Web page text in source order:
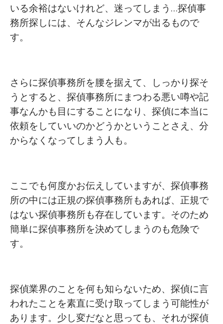
いる余裕はないけれど、迷ってしまう…探偵事
務所探しには、そんなジレンマが出るもので
す。
さらに探偵事務所を腰を据えて、しっかり探そ
うとすると、探偵事務所にまつわる悪い噂や記
事なんかも目にすることになり、探偵に本当に
依頼をしていいのかどうかということさえ、分
からなくなってしまう人も。
ここでも何度かお伝えしていますが、探偵事務
所の中には正規の探偵事務所もあれば、正規で
はない探偵事務所も存在しています。そのため
簡単に探偵事務所を決めてしまうのも危険で
す。
探偵業界のことを何も知らないため、探偵に言
われたことを素直に受け取ってしまう可能性が
あります。少し変だなと思っても、それが探偵